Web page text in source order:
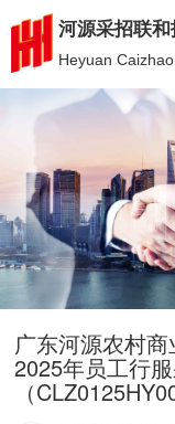
河源采招联和
Heyuan
广东河源农村
2025年员工行
（